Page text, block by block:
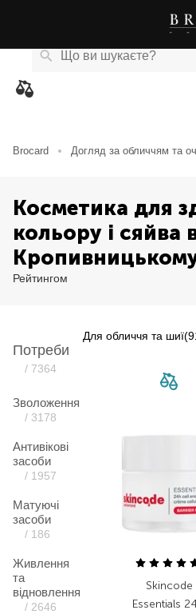
Brocard Догляд за обличчям та
Косметика для
кольору і сяйва
Рейтингом
Потреби
/ 7364
Зволоження
/ 3178
Антивікові
засоби
/ 1957
Матуючі
засоби
/ 186
Живлення
та
відновлення
/ 2646
Для обличчя та шиї
Skincode
Essentials